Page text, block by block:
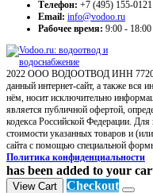
Телефон: +7 (495) 155-0121
Email: info@vodoo.ru
Рабочее время: 9:00 -
2022 ООО ВОДООТВОД ИНН
данный интернет-сайт, а также вся
нём, носит исключительно
является публичной офертой,
кодекса Российской Федерации.
стоимости указанных товаров и
сайта с помощью специальной
Политика конфиденциальности
has been added to your
View Cart Checkout